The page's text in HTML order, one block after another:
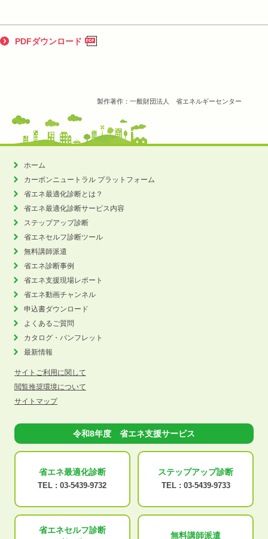
PDFダウンロード
製作著作：一般財団法人 省エネルギーセンター
ホーム
カーボンニュートラル プラットフォーム
省エネ最適化診断とは？
省エネ最適化診断サービス内容
ステップアップ診断
省エネセルフ診断ツール
無料講師派遣
省エネ診断事例
省エネ支援現場レポート
省エネ動画チャンネル
申込書ダウンロード
よくあるご質問
カタログ・パンフレット
最新情報
サイトご利用に関して
閲覧推奨環境について
サイトマップ
令和8年度 省エネ支援サービス
省エネ最適化診断
TEL : 03-5439-9732
ステップアップ診断
TEL : 03-5439-9733
省エネセルフ診断
無料講師派遣